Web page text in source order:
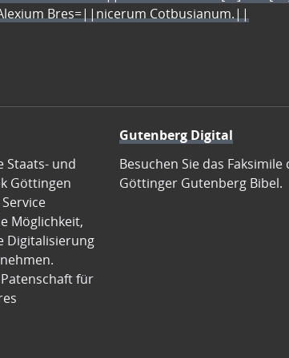
Bres=||nicerum Cotbusianum.||
Staats- und
Göttingen
Möglichkeit,
Digitalisierung
für
Gutenberg Digital
Besuchen Sie das Faksimile
Göttinger Gutenberg Bibel.